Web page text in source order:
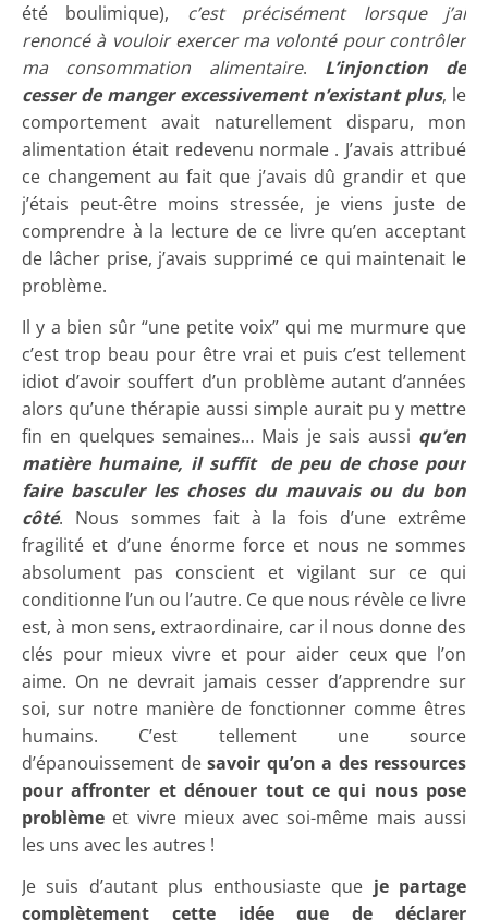
été boulimique), c’est précisément lorsque j’ai
renoncé à vouloir exercer ma volonté pour contrôler
ma consommation alimentaire. L’injonction de
cesser de manger excessivement n’existant plus, le
comportement avait naturellement disparu, mon
alimentation était redevenu normale . J’avais attribué
ce changement au fait que j’avais dû grandir et que
j’étais peut-être moins stressée, je viens juste de
comprendre à la lecture de ce livre qu’en acceptant
de lâcher prise, j’avais supprimé ce qui maintenait le
problème.
Il y a bien sûr “une petite voix” qui me murmure que
c’est trop beau pour être vrai et puis c’est tellement
idiot d’avoir souffert d’un problème autant d’années
alors qu’une thérapie aussi simple aurait pu y mettre
fin en quelques semaines… Mais je sais aussi qu’en
matière humaine, il suffit de peu de chose pour
faire basculer les choses du mauvais ou du bon
côté. Nous sommes fait à la fois d’une extrême
fragilité et d’une énorme force et nous ne sommes
absolument pas conscient et vigilant sur ce qui
conditionne l’un ou l’autre. Ce que nous révèle ce livre
est, à mon sens, extraordinaire, car il nous donne des
clés pour mieux vivre et pour aider ceux que l’on
aime. On ne devrait jamais cesser d’apprendre sur
soi, sur notre manière de fonctionner comme êtres
humains. C’est tellement une source
d’épanouissement de savoir qu’on a des ressources
pour affronter et dénouer tout ce qui nous pose
problème et vivre mieux avec soi-même mais aussi
les uns avec les autres !
Je suis d’autant plus enthousiaste que je partage
complètement cette idée que de déclarer